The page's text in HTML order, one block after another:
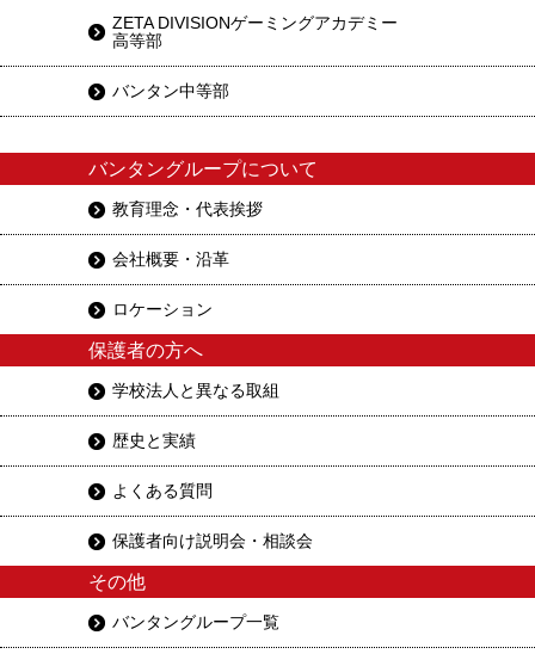
ZETA DIVISIONゲーミングアカデミー
高等部
バンタン中等部
バンタングループについて
教育理念・代表挨拶
会社概要・沿革
ロケーション
保護者の方へ
学校法人と異なる取組
歴史と実績
よくある質問
保護者向け説明会・相談会
その他
バンタングループ一覧